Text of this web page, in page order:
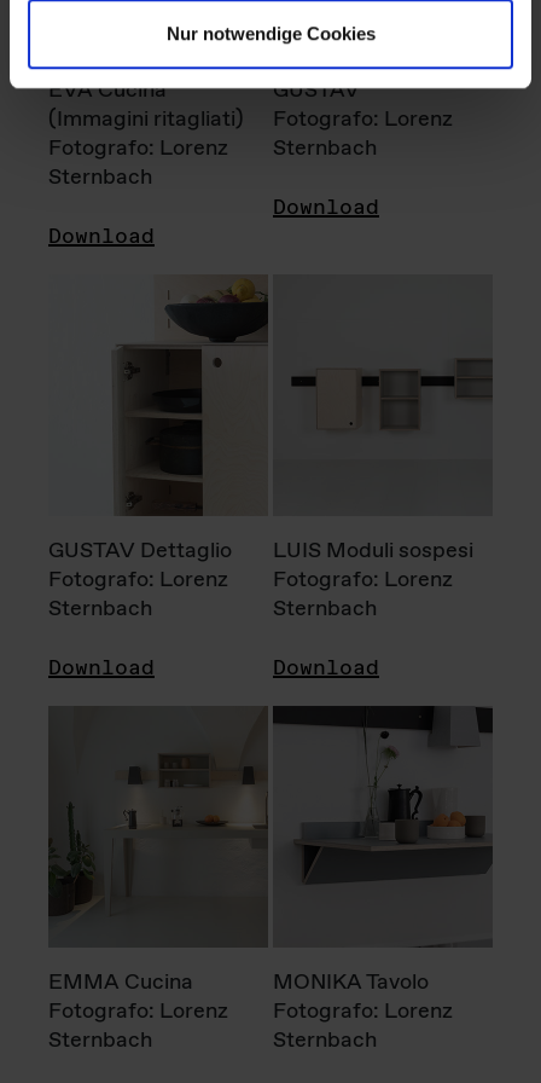
Nur notwendige Cookies
EVA Cucina
(Immagini ritagliati)
Fotografo: Lorenz
Sternbach
Download
GUSTAV
Fotografo: Lorenz
Sternbach
Download
GUSTAV Dettaglio
Fotografo: Lorenz
Sternbach
Download
LUIS Moduli sospesi
Fotografo: Lorenz
Sternbach
Download
EMMA Cucina
Fotografo: Lorenz
Sternbach
MONIKA Tavolo
Fotografo: Lorenz
Sternbach